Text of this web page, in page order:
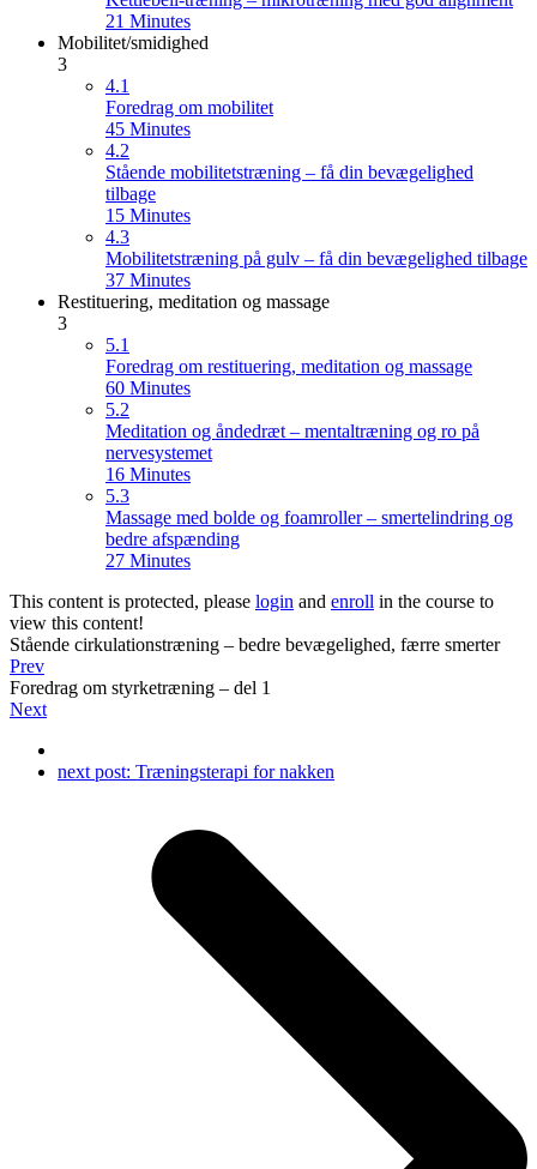
21 Minutes
Mobilitet/smidighed
3
4.1
Foredrag om mobilitet
45 Minutes
4.2
Stående mobilitetstræning – få din bevægelighed
tilbage
15 Minutes
4.3
Mobilitetstræning på gulv – få din bevægelighed tilbage
37 Minutes
Restituering, meditation og massage
3
5.1
Foredrag om restituering, meditation og massage
60 Minutes
5.2
Meditation og åndedræt – mentaltræning og ro på
nervesystemet
16 Minutes
5.3
Massage med bolde og foamroller – smertelindring og
bedre afspænding
27 Minutes
This content is protected, please login and enroll in the course to
view this content!
Stående cirkulationstræning – bedre bevægelighed, færre smerter
Prev
Foredrag om styrketræning – del 1
Next
next post: Træningsterapi for nakken